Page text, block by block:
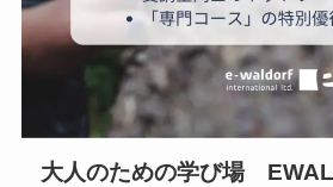
大人のための学び場